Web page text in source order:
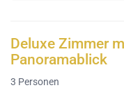
Deluxe Zimmer
Panoramablick
3 Personen